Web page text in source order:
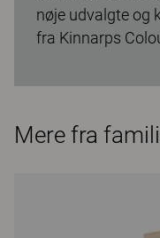
nøje udvalgte og
fra Kinnarps
Mere fra